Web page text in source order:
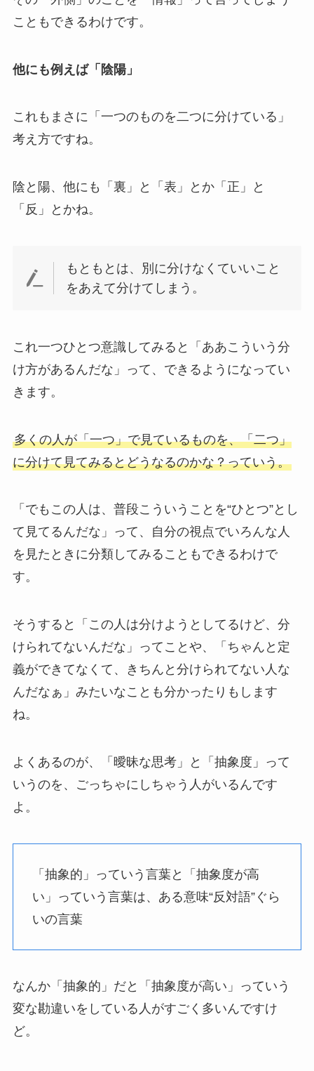
こともできるわけです。
他にも例えば「陰陽」
これもまさに「一つのものを二つに分けている」
考え方ですね。
陰と陽、他にも「裏」と「表」とか「正」と
「反」とかね。
もともとは、別に分けなくていいこと
をあえて分けてしまう。
これ一つひとつ意識してみると「ああこういう分
け方があるんだな」って、できるようになってい
きます。
多くの人が「一つ」で見ているものを、「二つ」
に分けて見てみるとどうなるのかな？っていう。
「でもこの人は、普段こういうことを“ひとつ”とし
て見てるんだな」って、自分の視点でいろんな人
を見たときに分類してみることもできるわけで
す。
そうすると「この人は分けようとしてるけど、分
けられてないんだな」ってことや、「ちゃんと定
義ができてなくて、きちんと分けられてない人な
んだなぁ」みたいなことも分かったりもします
ね。
よくあるのが、「曖昧な思考」と「抽象度」って
いうのを、ごっちゃにしちゃう人がいるんです
よ。
「抽象的」っていう言葉と「抽象度が高
い」っていう言葉は、ある意味“反対語”ぐら
いの言葉
なんか「抽象的」だと「抽象度が高い」っていう
変な勘違いをしている人がすごく多いんですけ
ど。